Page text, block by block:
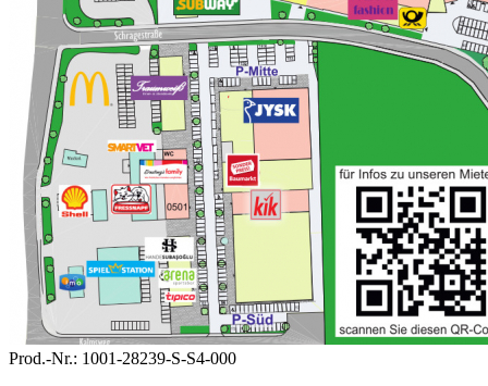
Prod.-Nr.: 1001-28239-S-S4-000